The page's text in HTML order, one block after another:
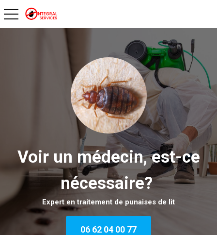
toggle navigation
Voir un médecin, est-ce
nécessaire?
Expert en traitement de punaises de lit
06 62 04 00 77